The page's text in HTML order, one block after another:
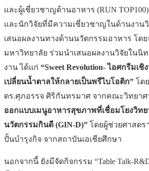
และผู้เชี่ยวชาญด้านอาหาร (RUN
และนักวิจัยที่มีความเชี่ยวชาญในด้านงาน
เสนอผลงานทางด้านนวัตกรรมอาหาร โด
มหาวิทยาลัย ร่วมนำเสนอผลงานวิจัยในนิ
งาน ได้แก่ “Sweet Revolution- ไอศกรีมเ
เปลี่ยนน้ำตาลให้กลายเป็นพรีไบโอติก” โด
ดร.ศุภอรรจ ศิริกันทรมาศ จากคณะวิทยาศ
ออกแบบเมนูอาหารสุขภาพที่เชื่อมโยงวิท
นวัตกรรมกินดี (GIN-D)” โดยผู้ช่วยศาสตร
ปั้นบำรุงกิจ จากสถาบันเอเชียศึกษา
นอกจากนี้ ยังมีจัดกิจกรรม “Table Talk-